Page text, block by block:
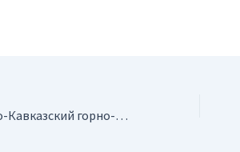
Россия. Северо-Кавказский горно-металлургический институт отмечает 75-летие